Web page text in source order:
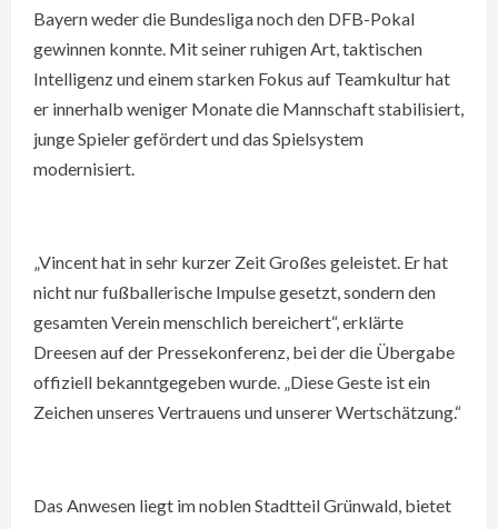
Bayern weder die Bundesliga noch den DFB-Pokal
gewinnen konnte. Mit seiner ruhigen Art, taktischen
Intelligenz und einem starken Fokus auf Teamkultur hat
er innerhalb weniger Monate die Mannschaft stabilisiert,
junge Spieler gefördert und das Spielsystem
modernisiert.
„Vincent hat in sehr kurzer Zeit Großes geleistet. Er hat
nicht nur fußballerische Impulse gesetzt, sondern den
gesamten Verein menschlich bereichert“, erklärte
Dreesen auf der Pressekonferenz, bei der die Übergabe
offiziell bekanntgegeben wurde. „Diese Geste ist ein
Zeichen unseres Vertrauens und unserer Wertschätzung.“
Das Anwesen liegt im noblen Stadtteil Grünwald, bietet